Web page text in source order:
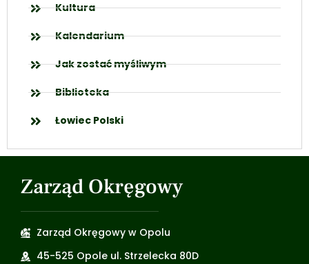
Kultura
Kalendarium
Jak zostać myśliwym
Biblioteka
Łowiec Polski
Zarząd Okręgowy
Zarząd Okręgowy w Opolu
45-525 Opole ul. Strzelecka 80D